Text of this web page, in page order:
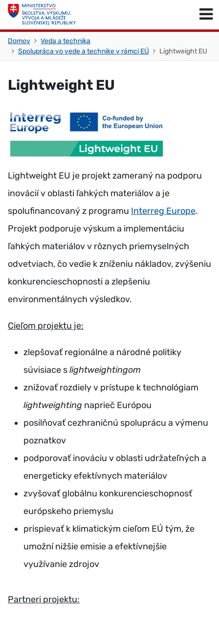
Skočiť na obsah
Domov
Veda a technika
Spolupráca vo vede a technike v rámci EÚ
Lightweight EU
Lightweight EU
Lightweight EU je projekt zameraný na podporu
inovácií v oblasti ľahkých materiálov a je
spolufinancovaný z programu Interreg Europe.
Projekt podporuje výskum a implementáciu
ľahkých materiálov v rôznych priemyselných
odvetviach, čo vedie k zníženiu nákladov, zvýšeniu
konkurencieschopnosti a zlepšeniu
environmentálnych výsledkov.
Cieľom projektu je:
zlepšovať regionálne a národné politiky
súvisiace slightweightingom
znižovať rozdiely v prístupe k technológiam
lightweighting naprieč Európou
posilňovať cezhraničnú spoluprácu a výmenu
poznatkov
podporovať inováciu v oblasti udržateľných a
energeticky efektívnych materiálov
zvyšovať globálnu konkurencieschopnosť
európskeho priemyslu
prispievať k klimatickým cieľom EÚ tým, že
umožní nižšie emisie a efektívnejšie
využívanie zdrojov
Partneri projektu:
Skočiť na začiatok stránky